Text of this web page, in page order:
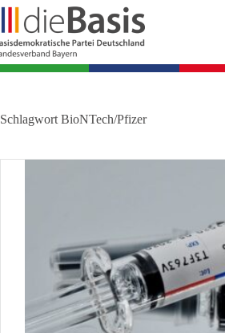
Zum
Inhalt
springen
Schlagwort BioNTech/Pfizer